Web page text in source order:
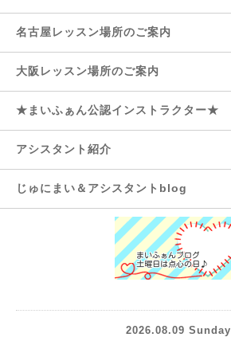
名古屋レッスン場所のご案内
大阪レッスン場所のご案内
★まいふぁん公認インストラクター★
アシスタント紹介
じゅにまい＆アシスタントblog
2026.08.09 Sunday